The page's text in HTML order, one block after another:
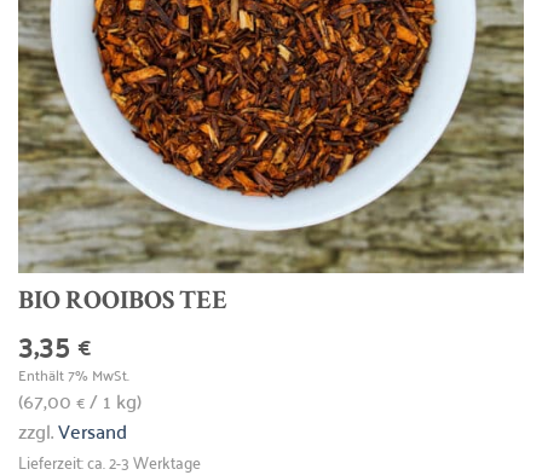
BIO ROOIBOS TEE
3,35 €
Enthält 7% MwSt.
(67,00 €/ 1 kg)
zzgl.Versand
Lieferzeit: ca. 2-3 Werktage